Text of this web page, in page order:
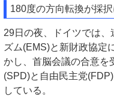
180度の方向転換が採
29日の夜、ドイツでは
ズム(EMS)と新財政協定
かし、首脳会議の合意を
(SPD)と自由民主党
している。